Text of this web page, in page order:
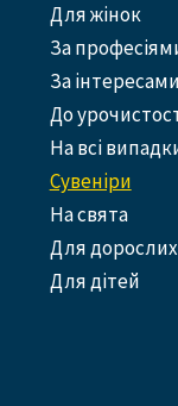
Для жінок
За
За інтересами
До
На всі
Сувеніри
На свята
Для дорослих
Для дітей